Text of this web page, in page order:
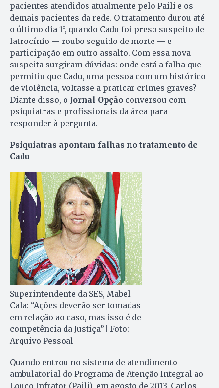
pacientes atendidos atualmente pelo Paili e os
demais pacientes da rede. O tratamento durou até
o último dia 1°, quando Cadu foi preso suspeito de
latrocínio — roubo seguido de morte — e
participação em outro assalto. Com essa nova
suspeita surgiram dúvidas: onde está a falha que
permitiu que Cadu, uma pessoa com um histórico
de violência, voltasse a praticar crimes graves?
Diante disso, o Jornal Opção conversou com
psiquiatras e profissionais da área para
responder à pergunta.
Psiquiatras apontam falhas no tratamento de
Cadu
Superintendente da SES, Mabel
Cala: “Ações deverão ser tomadas
em relação ao caso, mas isso é de
competência da Justiça”| Foto:
Arquivo Pessoal
Quando entrou no sistema de atendimento
ambulatorial do Programa de Atenção Integral ao
Louco Infrator (Paili), em agosto de 2013, Carlos